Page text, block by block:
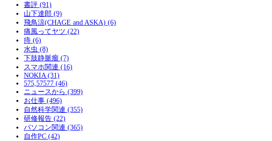
書評 (91)
山下達郎 (9)
飛鳥涼(CHAGE and ASKA) (6)
痛風ってヤツ (22)
痔 (6)
水虫 (8)
下肢静脈瘤 (7)
スマホ関連 (16)
NOKIA (31)
575,57577 (46)
ニュースから (399)
お仕事 (496)
自然科学関連 (355)
研修報告 (22)
パソコン関連 (365)
自作PC (42)